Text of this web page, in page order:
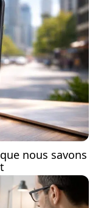
nous savons